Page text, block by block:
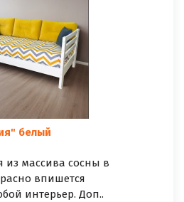
белый
из массива сосны в
впишется
интерьер. Доп..